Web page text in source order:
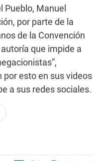
Pueblo, Manuel
por parte de la
de la Convención
que impide a
esto en sus videos
a sus redes sociales.